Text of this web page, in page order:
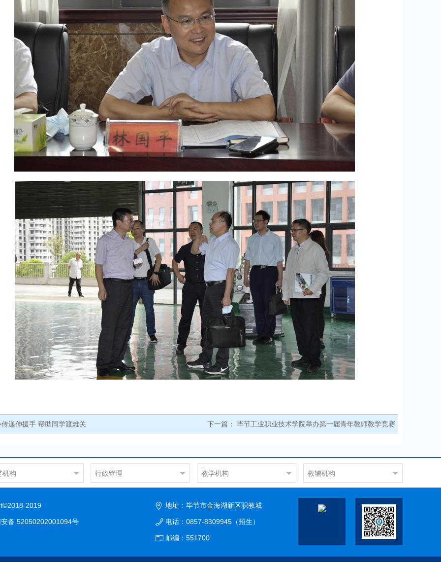
递伸援手 帮助同学渡难关 下一篇： 毕节工业职业技术学院举办第一届青年教师教学竞赛
机构
办公室
行政管理
学院办公室
教学机构
机电工程系
汽车工程系
信息工程系
社会服务系
教辅机构
图书馆
现代教育信息中心
科研实训中心
2019
备 52050202001094号
地址：毕节市金海湖新区职教城
电话：0857-8309945（招生）
邮编：551700